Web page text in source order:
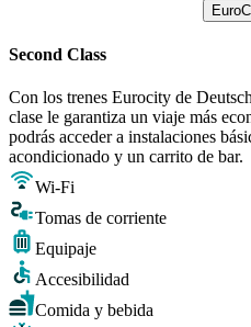
Second Class
Con los trenes Eurocity de
clase le garantiza un viaje más
podrás acceder a instalaciones
acondicionado y un carrito de bar.
Wi-Fi
Tomas de corriente
Equipaje
Accesibilidad
Comida y bebida